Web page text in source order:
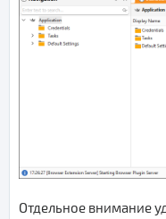
Отдельное внимание